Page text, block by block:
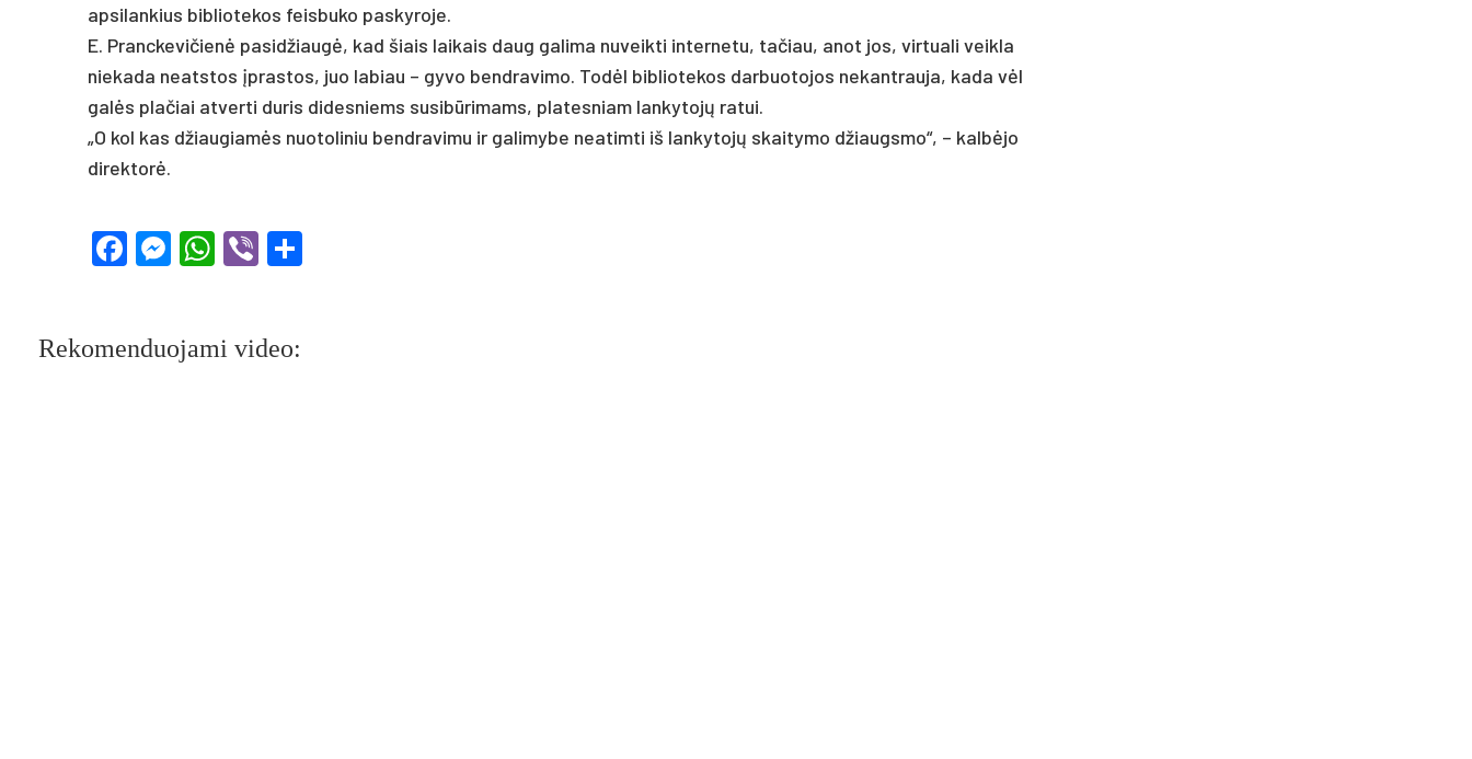
ap­si­lan­kius bib­lio­te­kos feis­bu­ko pa­sky­ro­je.
E. Pranc­ke­vi­čienė pa­si­džiaugė, kad šiais lai­kais daug ga­li­ma nu­veik­ti in­ter­ne­tu, ta­čiau, anot jos, vir­tua­li veik­la
nie­ka­da neats­tos įpras­tos, juo la­biau – gy­vo bend­ra­vi­mo. Todėl bib­lio­te­kos dar­buo­to­jos ne­kant­rau­ja, ka­da vėl
galės pla­čiai at­ver­ti du­ris di­des­niems su­si­būri­mams, pla­tes­niam lan­ky­tojų ra­tui.
„O kol kas džiau­giamės nuo­to­li­niu bend­ra­vi­mu ir ga­li­my­be nea­tim­ti iš lan­ky­tojų skai­ty­mo džiaugs­mo“, – kalbė­jo
di­rek­torė.
Facebook
Messenger
WhatsApp
Viber
Rekomenduojami video: